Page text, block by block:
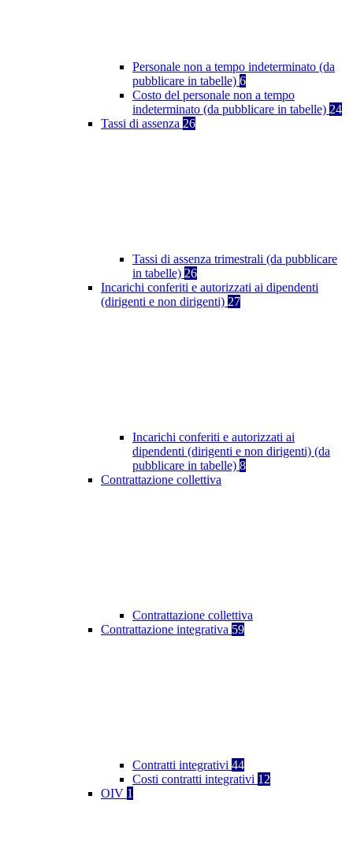
Personale non a tempo indeterminato (da
pubblicare in tabelle) 6
Costo del personale non a tempo
indeterminato (da pubblicare in tabelle) 24
Tassi di assenza 26
Tassi di assenza trimestrali (da pubblicare
in tabelle) 26
Incarichi conferiti e autorizzati ai dipendenti
(dirigenti e non dirigenti) 27
Incarichi conferiti e autorizzati ai
dipendenti (dirigenti e non dirigenti) (da
pubblicare in tabelle) 8
Contrattazione collettiva
Contrattazione collettiva
Contrattazione integrativa 59
Contratti integrativi 44
Costi contratti integrativi 12
OIV 1